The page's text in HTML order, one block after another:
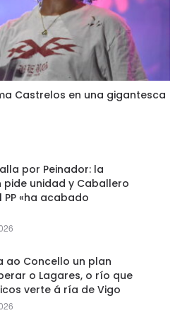
Castrelos en una gigantesca
por Peinador: la
pide unidad y Caballero
PP «ha acabado
ao Concello un plan
o Lagares, o río que
verte á ría de Vigo